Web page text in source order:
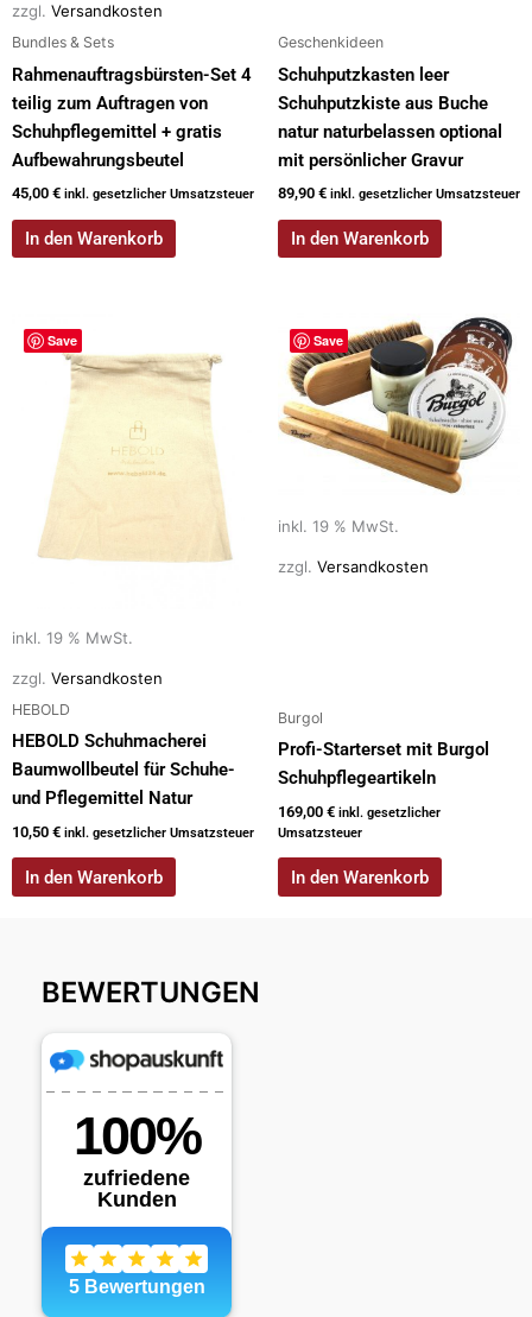
zzgl. Versandkosten
Bundles & Sets
Rahmenauftragsbürsten-Set 4
teilig zum Auftragen von
Schuhpflegemittel + gratis
Aufbewahrungsbeutel
45,00 € inkl. gesetzlicher Umsatzsteuer
In den Warenkorb
Geschenkideen
Schuhputzkasten leer
Schuhputzkiste aus Buche
natur naturbelassen optional
mit persönlicher Gravur
89,90 € inkl. gesetzlicher Umsatzsteuer
In den Warenkorb
Save
inkl. 19 % MwSt.
zzgl. Versandkosten
HEBOLD
HEBOLD Schuhmacherei
Baumwollbeutel für Schuhe-
und Pflegemittel Natur
10,50 € inkl. gesetzlicher Umsatzsteuer
In den Warenkorb
Save
inkl. 19 % MwSt.
zzgl. Versandkosten
Burgol
Profi-Starterset mit Burgol
Schuhpflegeartikeln
169,00 € inkl. gesetzlicher
Umsatzsteuer
In den Warenkorb
BEWERTUNGEN